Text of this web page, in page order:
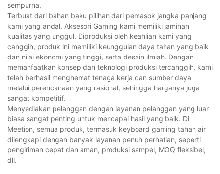
sempurna.
Terbuat dari bahan baku pilihan dari pemasok jangka panjang
kami yang andal, Aksesori Gaming kami memiliki jaminan
kualitas yang unggul. Diproduksi oleh keahlian kami yang
canggih, produk ini memiliki keunggulan daya tahan yang baik
dan nilai ekonomi yang tinggi, serta desain ilmiah. Dengan
memanfaatkan konsep dan teknologi produksi tercanggih, kami
telah berhasil menghemat tenaga kerja dan sumber daya
melalui perencanaan yang rasional, sehingga harganya juga
sangat kompetitif.
Menyediakan pelanggan dengan layanan pelanggan yang luar
biasa sangat penting untuk mencapai hasil yang baik. Di
Meetion, semua produk, termasuk keyboard gaming tahan air
dilengkapi dengan banyak layanan penuh perhatian, seperti
pengiriman cepat dan aman, produksi sampel, MOQ fleksibel,
dll.